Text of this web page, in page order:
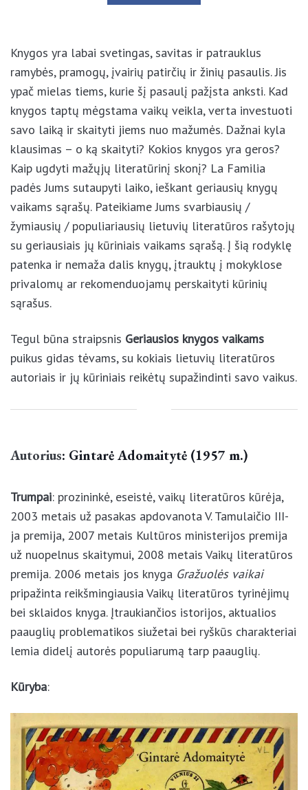
Knygos yra labai svetingas, savitas ir patrauklus
ramybės, pramogų, įvairių patirčių ir žinių pasaulis. Jis
ypač mielas tiems, kurie šį pasaulį pažįsta anksti.
Kad knygos taptų mėgstama vaikų veikla, verta
investuoti savo laiką ir skaityti jiems nuo mažumės.
Dažnai kyla klausimas – o ką skaityti? Kokios knygos
yra geros? Kaip ugdyti mažųjų literatūrinį skonį? La
Familia padės Jums sutaupyti laiko, ieškant geriausių
knygų vaikams sąrašų. Pateikiame Jums svarbiausių /
žymiausių / populiariausių lietuvių literatūros
rašytojų su geriausiais jų kūriniais vaikams sąrašą. Į
šią rodyklę patenka ir nemaža dalis knygų, įtrauktų į
mokyklose privalomų ar rekomenduojamų
perskaityti kūrinių sąrašus.
Tegul būna straipsnis Geriausios knygos vaikams
puikus gidas tėvams, su kokiais lietuvių literatūros
autoriais ir jų kūriniais reikėtų supažindinti savo
Trumpai: prozininkė, eseistė, vaikų literatūros kūrėja,
2003 metais už pasakas apdovanota V. Tamulaičio
III-ja premija, 2007 metais Kultūros ministerijos
premija už nuopelnus skaitymui, 2008 metais Vaikų
literatūros premija. 2006 metais jos knyga
Gražuolės vaikaipripažinta reikšmingiausia Vaikų
literatūros tyrinėjimų bei sklaidos knyga.
Įtraukiančios istorijos, aktualios paauglių
didelį autorės populiarumą tarp paauglių.
Kūryba: